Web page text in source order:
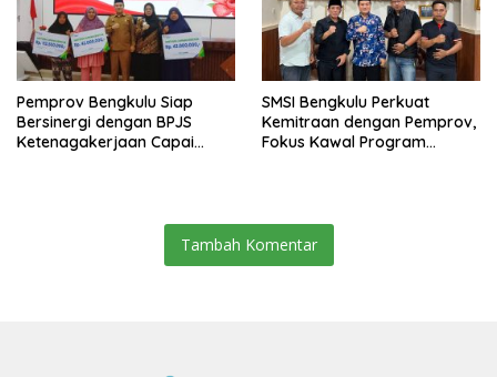
Pemprov Bengkulu Siap
Bersinergi dengan BPJS
Ketenagakerjaan Capai
SMSI Bengkulu Perkuat
Kemitraan dengan Pemprov,
Fokus Kawal Program
Tambah Komentar